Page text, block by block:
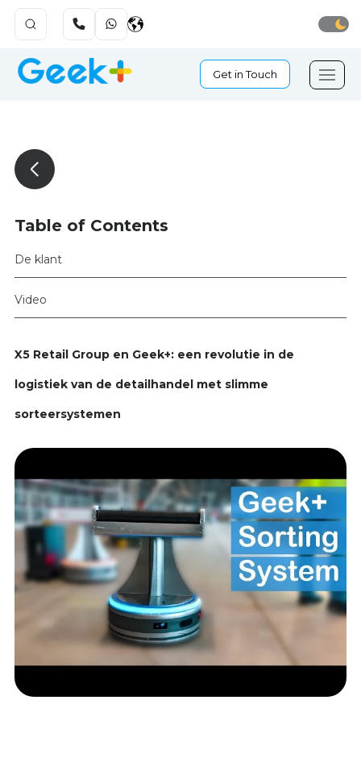
Get in Touch
Table of Contents
De klant
Video
X5 Retail Group en Geek+: een revolutie in de
logistiek van de detailhandel met slimme
sorteersystemen